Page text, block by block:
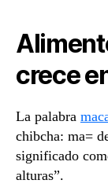
crece
La palabra
chibcha: ma=
significado
alturas”.